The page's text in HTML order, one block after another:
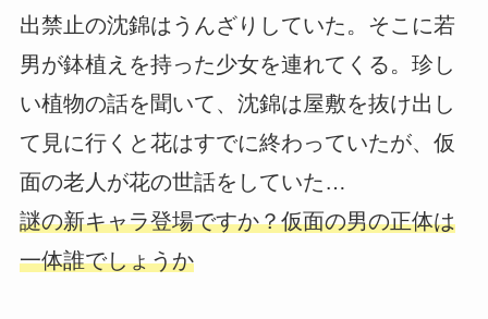
出禁止の沈錦はうんざりしていた。そこに若
男が鉢植えを持った少女を連れてくる。珍し
い植物の話を聞いて、沈錦は屋敷を抜け出し
て見に行くと花はすでに終わっていたが、仮
面の老人が花の世話をしていた…
謎の新キャラ登場ですか？仮面の男の正体は
一体誰でしょうか